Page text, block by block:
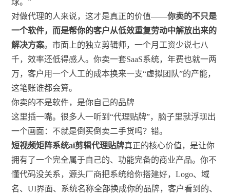
球。”
对做代理的人来说，这才是真正的价值——你卖的不只是
一个软件，而是帮你的客户从低效重复劳动中解放出来的
解决方案。市面上的独立剪辑师，一个月工资少说七八
千，效率还低得感人。你卖一套SaaS系统，年费也就一两
万，客户用一个人工的成本换来一支“虚拟团队”的产能，
这笔账谁都会算。
你卖的不是软件，是你自己的品牌
这里插一嘴。很多人一听到“代理贴牌”，脑子里就浮现出
一个画面：不就是倒买倒卖二手货吗？错。
短视频矩阵系统ai剪辑代理贴牌真正的核心价值，是让你
拥有了一个完全属于自己的、功能完备的商业产品。你不
懂代码没关系，源头厂商把系统给你搭建好，Logo、域
名、UI界面、系统名称全部换成你的品牌，客户看到的、